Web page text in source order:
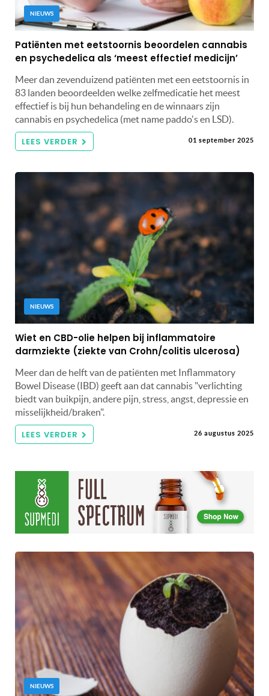
NIEUWS
Patiënten met eetstoornis beoordelen cannabis
en psychedelica als ‘meest effectief medicijn’
Meer dan zevenduizend patiënten met een eetstoornis in
83 landen beoordeelden welke zelfmedicatie het meest
effectief is bij hun behandeling en de winnaars zijn
cannabis en psychedelica (met name paddo's en LSD).
LEES VERDER 01 september 2025
NIEUWS
Wiet en CBD-olie helpen bij inflammatoire
darmziekte (ziekte van Crohn/colitis ulcerosa)
Meer dan de helft van de patiënten met Inflammatory
Bowel Disease (IBD) geeft aan dat cannabis "verlichting
biedt van buikpijn, andere pijn, stress, angst, depressie en
misselijkheid/braken".
LEES VERDER 26 augustus 2025
NIEUWS